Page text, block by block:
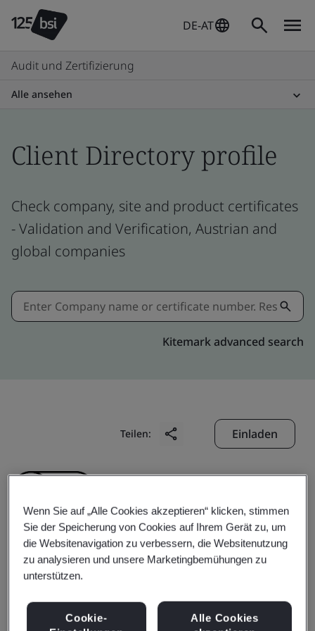
DE-AT
Audit und Zertifizierung
Alle ansehen
Client Directory profile
Check company, site and product certificates
- Validation and Verification, Austrian and
global companies
Kitemark advanced search
Teilen: Einladen
Chengdu Superxon
Communication
Wenn Sie auf „Alle Cookies akzeptieren“ klicken, stimmen
Sie der Speicherung von Cookies auf Ihrem Gerät zu, um
die Websitenavigation zu verbessern, die Websitenutzung
zu analysieren und unsere Marketingbemühungen zu
unterstützen.
Cookie-
Alle Cookies